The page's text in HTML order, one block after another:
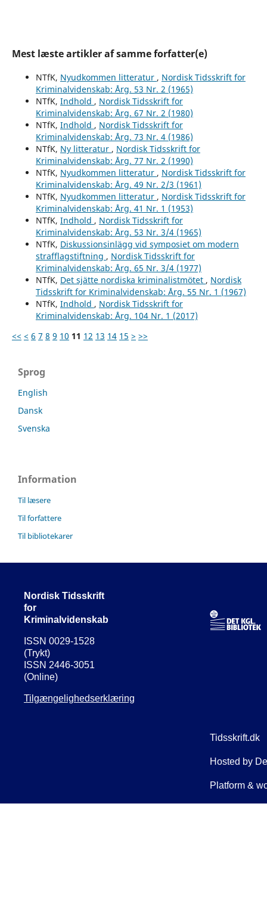
Mest læste artikler af samme forfatter(e)
NTfK, Nyudkommen litteratur , Nordisk Tidsskrift for
Kriminalvidenskab: Årg. 53 Nr. 2 (1965)
NTfK, Indhold , Nordisk Tidsskrift for
Kriminalvidenskab: Årg. 67 Nr. 2 (1980)
NTfK, Indhold , Nordisk Tidsskrift for
Kriminalvidenskab: Årg. 73 Nr. 4 (1986)
NTfK, Ny litteratur , Nordisk Tidsskrift for
Kriminalvidenskab: Årg. 77 Nr. 2 (1990)
NTfK, Nyudkommen litteratur , Nordisk Tidsskrift for
Kriminalvidenskab: Årg. 49 Nr. 2/3 (1961)
NTfK, Nyudkommen litteratur , Nordisk Tidsskrift for
Kriminalvidenskab: Årg. 41 Nr. 1 (1953)
NTfK, Indhold , Nordisk Tidsskrift for
Kriminalvidenskab: Årg. 53 Nr. 3/4 (1965)
NTfK, Diskussionsinlägg vid symposiet om modern
strafflagstiftning , Nordisk Tidsskrift for
Kriminalvidenskab: Årg. 65 Nr. 3/4 (1977)
NTfK, Det sjätte nordiska kriminalistmötet , Nordisk
Tidsskrift for Kriminalvidenskab: Årg. 55 Nr. 1 (1967)
NTfK, Indhold , Nordisk Tidsskrift for
Kriminalvidenskab: Årg. 104 Nr. 1 (2017)
<< < 6 7 8 9 10 11 12 13 14 15 > >>
Sprog
English
Dansk
Svenska
Information
Til læsere
Til forfattere
Til bibliotekarer
Nordisk Tidsskrift
for
Kriminalvidenskab
ISSN 0029-1528
(Trykt)
ISSN 2446-3051
(Online)
Tilgængelighedserklæring